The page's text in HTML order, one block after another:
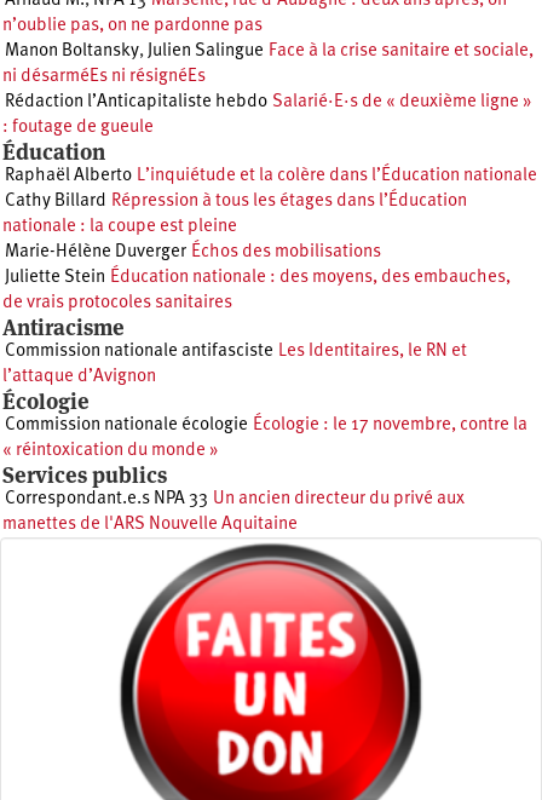
n’oublie pas, on ne pardonne pas
Manon Boltansky, Julien Salingue Face à la crise sanitaire et sociale,
ni désarméEs ni résignéEs
Rédaction l’Anticapitaliste hebdo Salarié·E·s de « deuxième ligne »
: foutage de gueule
Éducation
Raphaël Alberto L’inquiétude et la colère dans l’Éducation nationale
Cathy Billard Répression à tous les étages dans l’Éducation
nationale : la coupe est pleine
Marie-Hélène Duverger Échos des mobilisations
Juliette Stein Éducation nationale : des moyens, des embauches,
de vrais protocoles sanitaires
Antiracisme
Commission nationale antifasciste Les Identitaires, le RN et
l’attaque d’Avignon
Écologie
Commission nationale écologie Écologie : le 17 novembre, contre la
« réintoxication du monde »
Services publics
Correspondant.e.s NPA 33 Un ancien directeur du privé aux
manettes de l'ARS Nouvelle Aquitaine